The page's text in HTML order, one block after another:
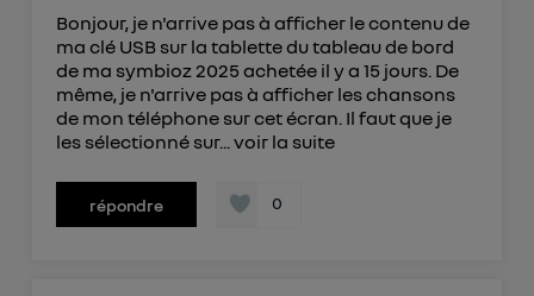
Bonjour, je n'arrive pas à afficher le contenu de
ma clé USB sur la tablette du tableau de bord
de ma symbioz 2025 achetée il y a 15 jours. De
même, je n'arrive pas à afficher les chansons
de mon téléphone sur cet écran. Il faut que je
les sélectionné sur... voir la suite
répondre 0